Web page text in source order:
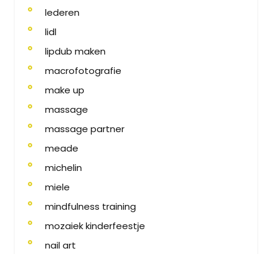
lederen
lidl
lipdub maken
macrofotografie
make up
massage
massage partner
meade
michelin
miele
mindfulness training
mozaiek kinderfeestje
nail art